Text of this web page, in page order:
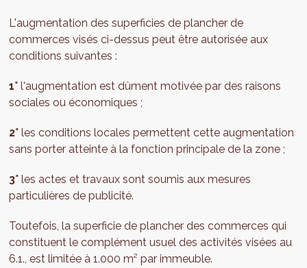
L'augmentation des superficies de plancher de
commerces visés ci-dessus peut être autorisée aux
conditions suivantes :
1°l'augmentation est dûment motivée par des raisons
sociales ou économiques ;
2° les conditions locales permettent cette augmentation
sans porter atteinte à la fonction principale de la zone ;
3°les actes et travaux sont soumis aux mesures
particulières de publicité.
Toutefois, la superficie de plancher des commerces qui
constituent le complément usuel des activités visées au
6.1., est limitée à 1.000 m² par immeuble.